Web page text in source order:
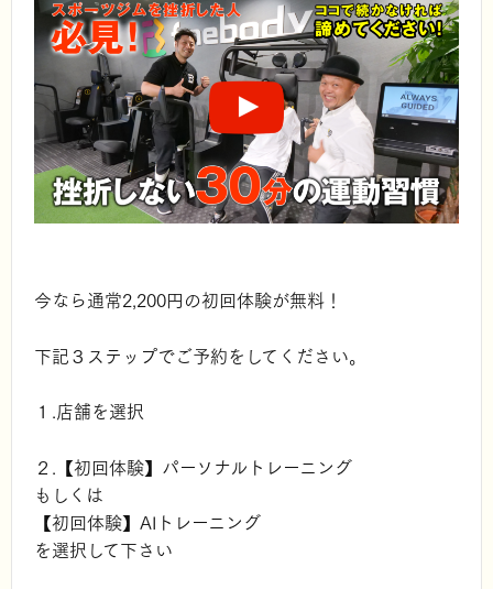
今なら通常2,200円の初回体験が無料！
下記３ステップでご予約をしてください。
１.店舗を選択
２.【初回体験】パーソナルトレーニング
もしくは
【初回体験】AIトレーニング
を選択して下さい